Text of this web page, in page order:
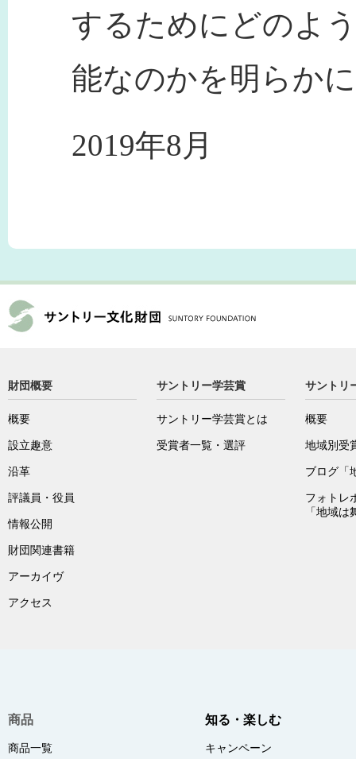
するためにどのよ
能なのかを明らか
2019年8月
財団概要
概要
設立趣意
沿革
評議員・役員
情報公開
財団関連書籍
アーカイヴ
アクセス
サントリー学芸賞
サントリー学芸賞とは
受賞者一覧・選評
サントリ
概要
地域別受
ブログ「
フォトレ
「地域は
商品
商品一覧
知る・楽しむ
キャンペーン